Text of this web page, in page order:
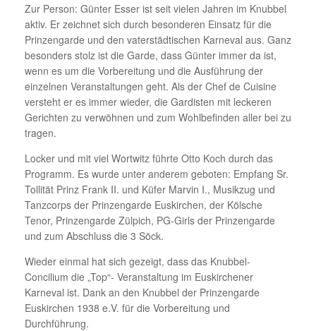
Zur Person: Günter Esser ist seit vielen Jahren im Knubbel
aktiv. Er zeichnet sich durch besonderen Einsatz für die
Prinzengarde und den vaterstädtischen Karneval aus. Ganz
besonders stolz ist die Garde, dass Günter immer da ist,
wenn es um die Vorbereitung und die Ausführung der
einzelnen Veranstaltungen geht. Als der Chef de Cuisine
versteht er es immer wieder, die Gardisten mit leckeren
Gerichten zu verwöhnen und zum Wohlbefinden aller bei zu
tragen.
Locker und mit viel Wortwitz führte Otto Koch durch das
Programm. Es wurde unter anderem geboten: Empfang Sr.
Tollität Prinz Frank II. und Küfer Marvin I., Musikzug und
Tanzcorps der Prinzengarde Euskirchen, der Kölsche
Tenor, Prinzengarde Zülpich, PG-Girls der Prinzengarde
und zum Abschluss die 3 Söck.
Wieder einmal hat sich gezeigt, dass das Knubbel-
Concilium die „Top“- Veranstaltung im Euskirchener
Karneval ist. Dank an den Knubbel der Prinzengarde
Euskirchen 1938 e.V. für die Vorbereitung und
Durchführung.